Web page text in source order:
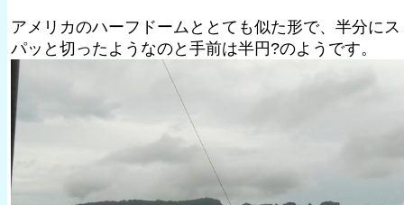
アメリカのハーフドームととても似た形で、半分にス
パッと切ったようなのと手前は半円?のようです。